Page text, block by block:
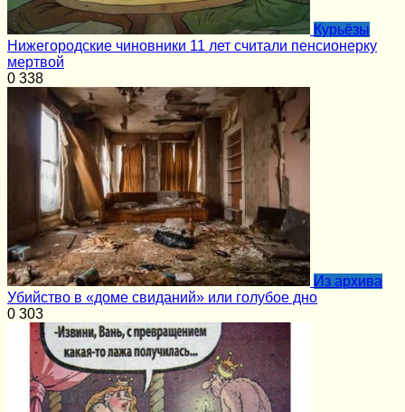
Курьёзы
Нижегородские чиновники 11 лет считали пенсионерку
мертвой
0 338
Из архива
Убийство в «доме свиданий» или голубое дно
0 303